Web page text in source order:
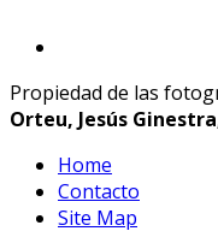
Propiedad de las
Orteu, Jesús
Home
Contacto
Site Map